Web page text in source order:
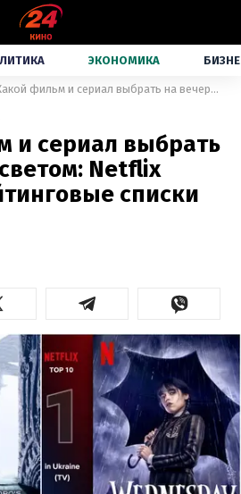
ЭКОНОМИКА
Какой фильм и сериал выбрать на вечер со светом: Netflix обновил рейтинговые списки проектов
и сериал выбрать
Netflix
списки